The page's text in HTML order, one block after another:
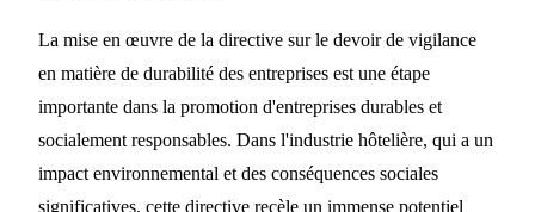
La mise en œuvre de la directive sur le devoir de vigilance
en matière de durabilité des entreprises est une étape
importante dans la promotion d'entreprises durables et
socialement responsables. Dans l'industrie hôtelière, qui a un
impact environnemental et des conséquences sociales
significatives, cette directive recèle un immense potentiel